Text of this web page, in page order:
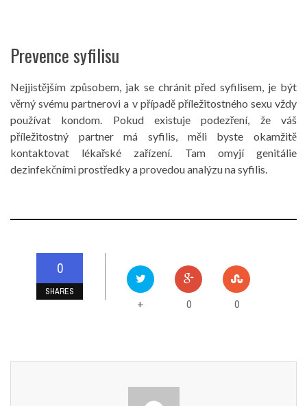
Prevence syfilisu
Nejjistějším způsobem, jak se chránit před syfilisem, je být
věrný svému partnerovi a v případě příležitostného sexu vždy
používat kondom. Pokud existuje podezření, že váš
příležitostný partner má syfilis, měli byste okamžitě
kontaktovat lékařské zařízení. Tam omyjí genitálie
dezinfekčními prostředky a provedou analýzu na syfilis.
0
SHARES
+ 0 0